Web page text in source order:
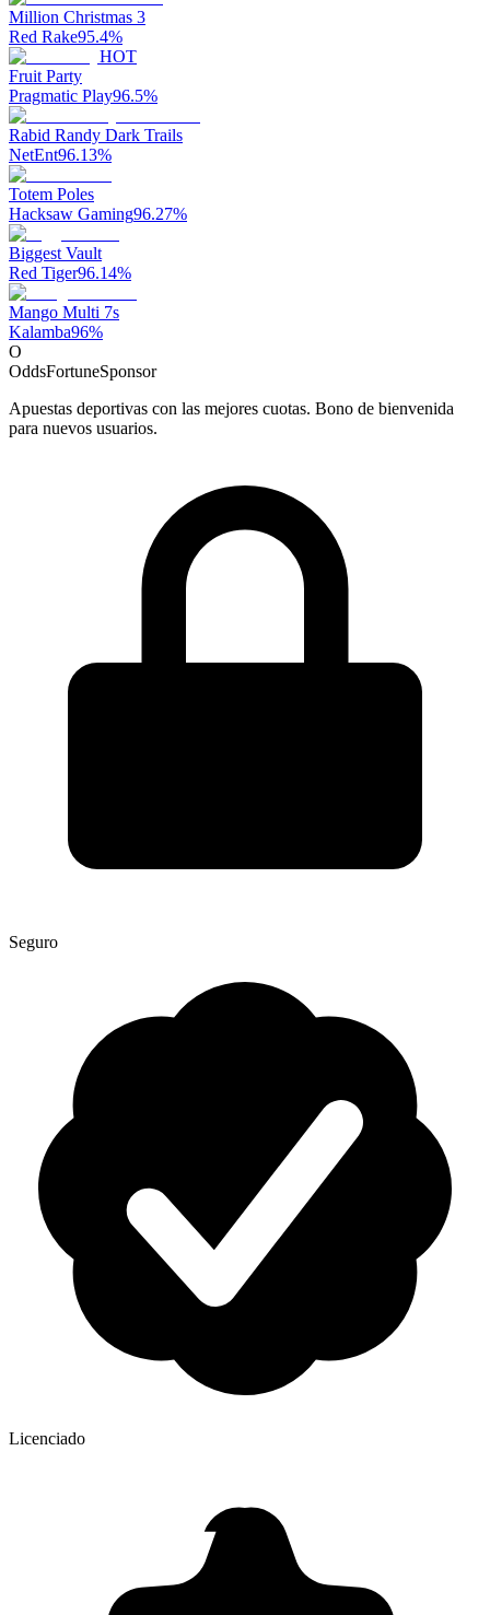
Million Christmas 3
Red Rake95.4%
HOT
Fruit Party
Pragmatic Play96.5%
Rabid Randy Dark Trails
NetEnt96.13%
Totem Poles
Hacksaw Gaming96.27%
Biggest Vault
Red Tiger96.14%
Mango Multi 7s
Kalamba96%
O
OddsFortuneSponsor
Apuestas deportivas con las mejores cuotas. Bono de bienvenida
para nuevos usuarios.
Seguro
Licenciado